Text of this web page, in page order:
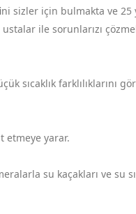
ni sizler için bulmakta ve 25
ile sorunlarızı
sıcaklık farklılıklarını
etmeye yarar.
su kaçakları ve su